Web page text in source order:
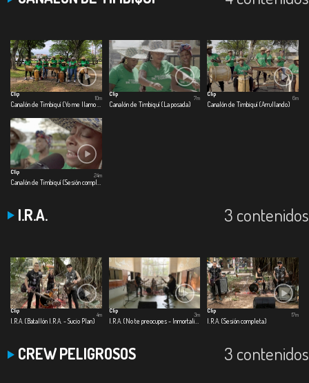
Clip
10m
Clip
Canalón de Timbiquí (La posada)
7m
Clip
Canalón de Timbiquí (Arrullando)
6m
Clip
24m
I.R.A. 3 contenidos
Clip
I.R.A. (Batallón I.R.A. - Sucio Plan)
4m
Clip
I.R.A. (No te preocupes - Inmortalizar)
3m
Clip
I.R.A. (Sesión completa)
17m
CREW PELIGROSOS 3 contenidos